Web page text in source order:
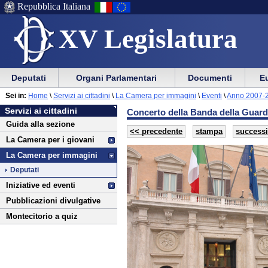
XV Legislatura
Menu
di
ausilio
alla
navigazione
Vai
Menu
di
navigazione
principale
Repubblica Italiana
Menu
di
navigazione
principale
Vai
menu
di
sezione
Deputati Organi Parlamentari Documenti
Servizi
ai
cittadini
Vai
al
contenuto
Servizi ai cittadini
Guida alla sezione
La Camera per i giovani
La Camera per immagini
Deputati
Iniziative ed eventi
Pubblicazioni divulgative
Montecitorio a quiz
Sei in: Home \ Servizi ai cittadini \ La Camera per immagini \ Eventi \Anno 2007-
Concerto della Banda della
<< precedente stampa